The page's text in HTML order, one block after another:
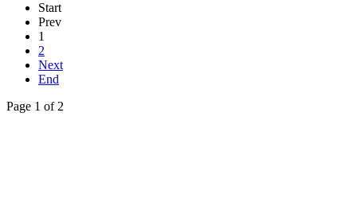
Start
Prev
1
2
Next
End
Page 1 of 2